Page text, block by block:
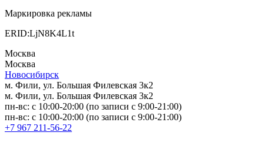
Маркировка рекламы
ERID:LjN8K4L1t
Москва
Москва
Новосибирск
м. Фили, ул. Большая Филевская 3к2
м. Фили, ул. Большая Филевская 3к2
пн-вс: с 10:00-20:00 (по записи с 9:00-21:00)
пн-вс: с 10:00-20:00 (по записи с 9:00-21:00)
+7 967 211-56-22